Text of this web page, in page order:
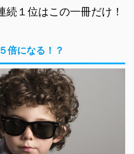
続１位はこの一冊だけ！
倍になる！？